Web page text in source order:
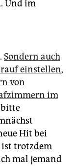
Und im
Sondern auch
einstellen,
von
im
bitte
Hit bei
ist trotzdem
mal jemand